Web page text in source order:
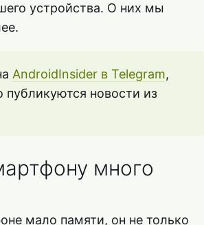
устройства. О них мы
AndroidInsider в Telegram,
публикуются новости из
много
мало памяти, он не только